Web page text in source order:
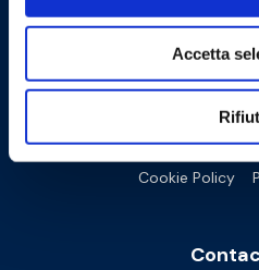
Accetta
Cookie Policy